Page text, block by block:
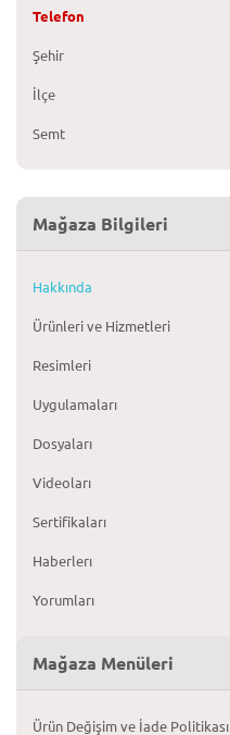
Telefon
Şehir
İlçe
Semt
Mağaza Bilgileri
Hakkında
Ürünleri ve Hizmetleri
Resimleri
Uygulamaları
Dosyaları
Videoları
Sertifikaları
Haberlerı
Yorumları
Mağaza Menüleri
Ürün Değişim ve İade Politikası